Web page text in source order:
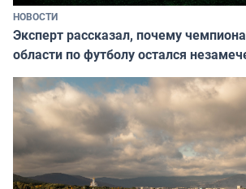
НОВОСТИ
Эксперт рассказал, почему
области по футболу остался